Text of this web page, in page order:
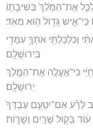
אֶת־הַמֶּ֙לֶךְ֙ בְּשִׁיבָת֣וֹ
גָּד֥וֹל ה֖וּא מְאֹֽד׃
וְכִלְכַּלְתִּ֥י אֹתְךָ֛ עִמָּדִ֖י
בִּירוּשָׁלִָֽם׃
כִּי־אֶעֱלֶ֥ה אֶת־הַמֶּ֖לֶךְ
יְרוּשָׁלִָֽם׃
לְרָ֗ע אִם־יִטְעַ֤ם עַבְדְּךָ֙
בְּק֖וֹל שָׁרִ֣ים וְשָׁר֑וֹת